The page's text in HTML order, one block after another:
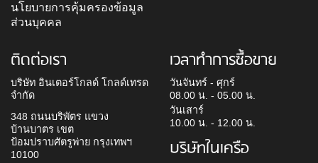
นโยบายการคุ้มครองข้อมูล
ส่วนบุคคล
ติดต่อเรา
บริษัท อินเตอร์โกลด์ โกลด์เทรด
จำกัด
348 ถนนบริพัตร แขวง
บ้านบาตร เขต
ป้อมปราบศัตรูพ่าย กรุงเทพฯ
10100
เวลาทำการซื้อขาย
วันจันทร์ - ศุกร์
08.00 น. - 05.00 น.
วันเสาร์
10.00 น. - 12.00 น.
บริษัทในเครือ